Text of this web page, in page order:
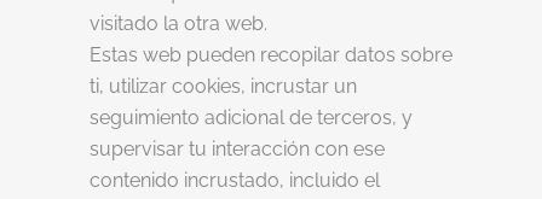
visitado la otra web.
Estas web pueden recopilar datos sobre
ti, utilizar cookies, incrustar un
seguimiento adicional de terceros, y
supervisar tu interacción con ese
contenido incrustado, incluido el